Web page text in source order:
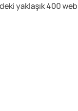
yaklaşık 400